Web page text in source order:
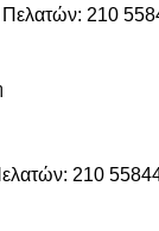
210
210